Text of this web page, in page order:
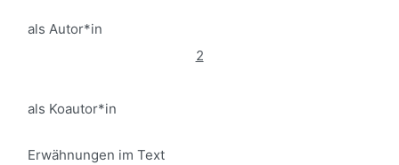
als Autor*in
2
als Koautor*in
Erwähnungen im Text